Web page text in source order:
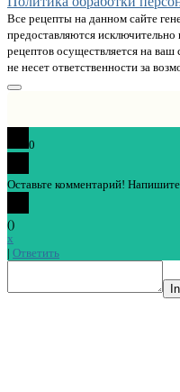
Все рецепты на данном сайте
предоставляются
рецептов осуществляется на
не несет ответственности за
0
Оставьте комментарий!
()
x
| Ответить